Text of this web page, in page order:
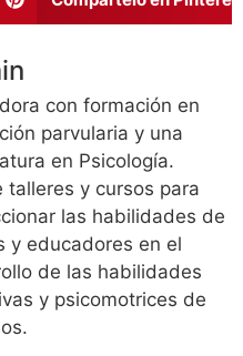
con formación en
parvularia y una
en Psicología.
talleres y cursos para
las habilidades de
y educadores en el
de las habilidades
y psicomotrices de